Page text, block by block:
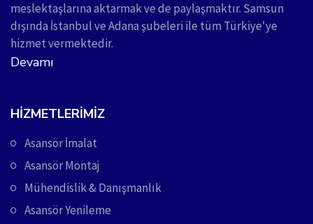
meslektaşlarına aktarmak ve de paylaşmaktır. Samsun
dışında İstanbul ve Adana şubeleri ile tüm Türkiye'ye
hizmet vermektedir.
Devamı
HIZMETLERIMIZ
Asansör İmalat
Asansör Montaj
Mühendislik & Danışmanlık
Asansör Yenileme